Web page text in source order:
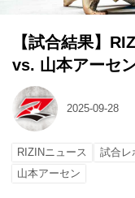
【試合結果】
vs. 山本アーセ
2025-09-28
RIZINニュース 試合レ
山本アーセン